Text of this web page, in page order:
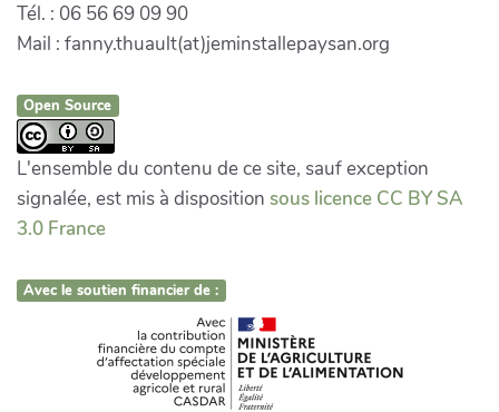
Tél. : 06 56 69 09 90
Mail : fanny.thuault(at)jeminstallepaysan.org
Open Source
L'ensemble du contenu de ce site, sauf exception
signalée, est mis à disposition sous licence CC BY SA
3.0 France
Avec le soutien financier de :